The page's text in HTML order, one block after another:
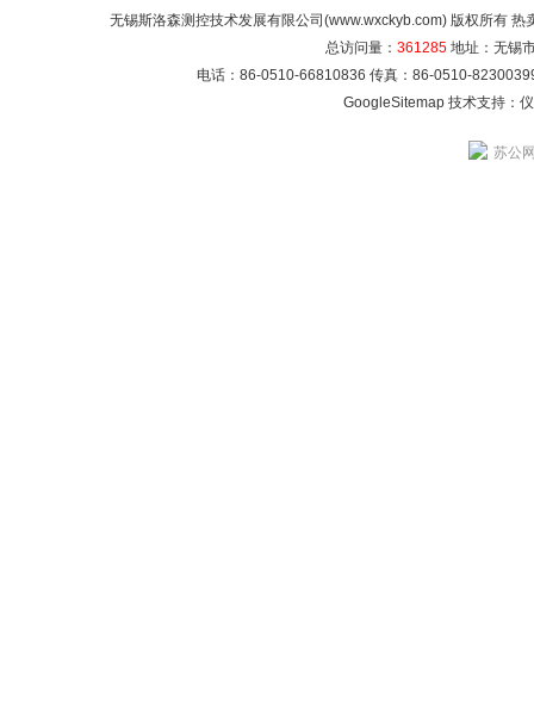
无锡斯洛森测控技术发展有限公司(www.wxckyb.com) 版权所有
总访问量： 361285 地址：无锡
电话：86-0510-66810836 传真：86-0510-
GoogleSitemap技术支持：
苏公